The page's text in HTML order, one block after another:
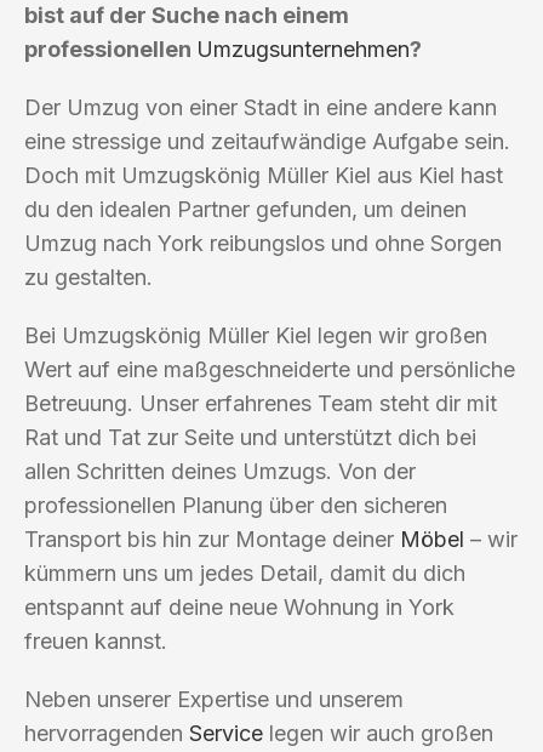
bist auf der Suche nach einem
professionellen Umzugsunternehmen?
Der Umzug von einer Stadt in eine andere kann
eine stressige und zeitaufwändige Aufgabe sein.
Doch mit Umzugskönig Müller Kiel aus Kiel hast
du den idealen Partner gefunden, um deinen
Umzug nach York reibungslos und ohne Sorgen
zu gestalten.
Bei Umzugskönig Müller Kiel legen wir großen
Wert auf eine maßgeschneiderte und persönliche
Betreuung. Unser erfahrenes Team steht dir mit
Rat und Tat zur Seite und unterstützt dich bei
allen Schritten deines Umzugs. Von der
professionellen Planung über den sicheren
Transport bis hin zur Montage deiner Möbel – wir
kümmern uns um jedes Detail, damit du dich
entspannt auf deine neue Wohnung in York
freuen kannst.
Neben unserer Expertise und unserem
hervorragenden Service legen wir auch großen